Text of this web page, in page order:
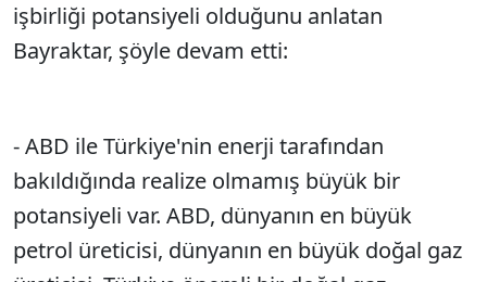
işbirliği potansiyeli olduğunu anlatan
Bayraktar, şöyle devam etti:
- ABD ile Türkiye'nin enerji tarafından
bakıldığında realize olmamış büyük bir
potansiyeli var. ABD, dünyanın en büyük
petrol üreticisi, dünyanın en büyük doğal gaz